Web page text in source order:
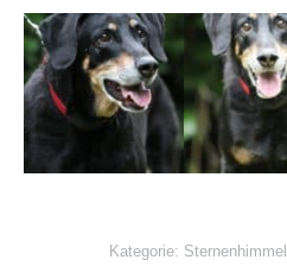
Kategorie: Sternenhimmel